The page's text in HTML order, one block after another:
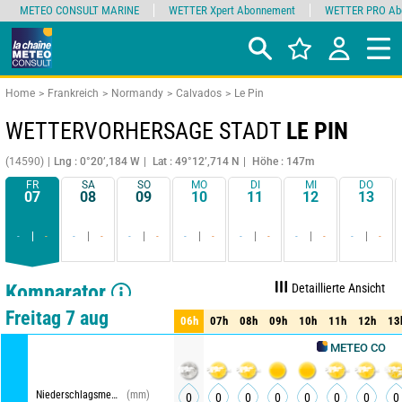
Home Frankreich Normandy Calvados Le Pin
WETTERVORHERSAGE STADT LE PIN
(14590) Lng : 0°20’,184 W Lat : 49°12’,714 N
Höhe : 147m
FR
07
- -
SA
08
- -
SO
09
- -
MO
10
- -
DI
11
- -
MI
12
- -
DO
13
- -
Komparator
Detaillierte Ansicht
Synthetische Ansicht
Freitag 7 aug
METEO CONSULT
Niederschlagsmenge
(mm)
06h 07h 08h 09h 10h 11h 12h
06h 07h 08h 09h 10h 11h 12h
0 0 0 0 0 0 0
0
METEO CONSULT MARINE WETTER Xpert Abonnement WETTER PRO